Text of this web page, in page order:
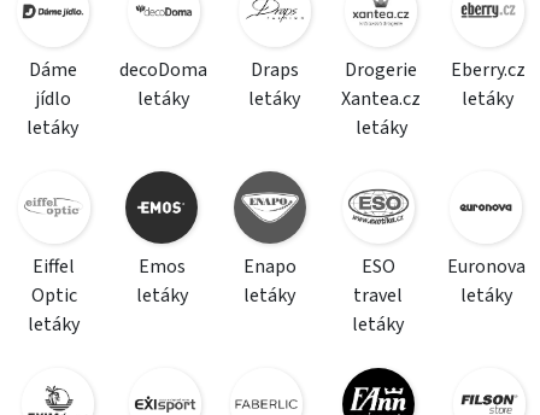
Dáme
jídlo
letáky
decoDoma
letáky
Draps
letáky
Drogerie
Xantea.cz
letáky
Eberry.cz
letáky
Eiffel
Optic
letáky
Emos
letáky
Enapo
letáky
ESO
travel
letáky
Euronova
letáky